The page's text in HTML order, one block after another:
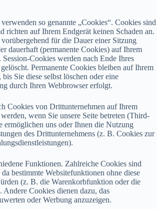
so genannte „Cookies“. Cookies sind
richten auf Ihrem Endgerät keinen Schaden an.
für die Dauer einer Sitzung
dauerhaft (permanente Cookies) auf Ihrem
Session-Cookies werden nach Ende Ihres
Permanente Cookies bleiben auf Ihrem
Sie diese selbst löschen oder eine
durch Ihren Webbrowser erfolgt.
Cookies von Drittunternehmen auf Ihrem
wenn Sie unsere Seite betreten (Third-
ermöglichen uns oder Ihnen die Nutzung
des Drittunternehmens (z. B. Cookies zur
Funktionen. Zahlreiche Cookies sind
bestimmte Websitefunktionen ohne diese
(z. B. die Warenkorbfunktion oder die
Cookies dienen dazu, das
oder Werbung anzuzeigen.